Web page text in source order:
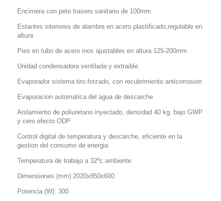
Encimera con peto trasero sanitario de 100mm
Estantes interiores de alambre en acero plastificado,regulable en
altura
Pies en tubo de acero inox ajustables en altura 125-200mm
Unidad condensadora ventilada y extraible
Evaporador sistema tiro forzado, con recubrimiento anticorrosion
Evaporacion automatica del agua de descarche
Aislamiento de poliuretano inyectado, densidad 40 kg, bajo GWP
y cero efecto ODP
Control digital de temperatura y descarche, eficiente en la
gestion del consumo de energia
Temperatura de trabajo a 32ºc ambiente
Dimensiones (mm) 2020x850x600
Potencia (W): 300